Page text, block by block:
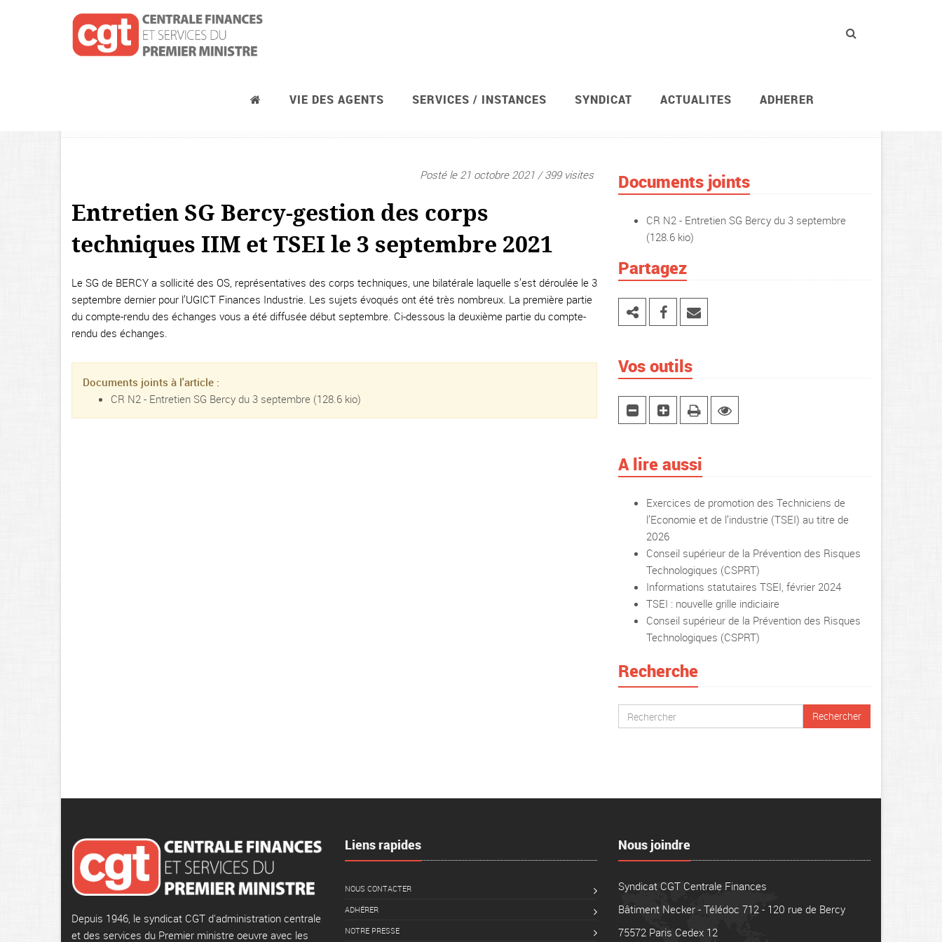
VIE DES AGENTS SERVICES / INSTANCES SYNDICAT ACTUALITES ADHERER
Posté le 21 octobre 2021 / 399 visites
Entretien SG Bercy-gestion des corps
techniques IIM et TSEI le 3 septembre 2021
Le SG de BERCY a sollicité des OS, représentatives des corps techniques, une bilatérale laquelle s’est déroulée le 3
septembre dernier pour l’UGICT Finances Industrie. Les sujets évoqués ont été très nombreux. La première partie
du compte-rendu des échanges vous a été diffusée début septembre. Ci-dessous la deuxième partie du compte-
rendu des échanges.
Documents joints à l'article :
CR N2 - Entretien SG Bercy du 3 septembre (128.6 kio)
Documents joints
CR N2 - Entretien SG Bercy du 3 septembre
(128.6 kio)
Partagez
Vos outils
A lire aussi
Exercices de promotion des Techniciens de
l’Economie et de l’industrie (TSEI) au titre de
2026
Conseil supérieur de la Prévention des Risques
Technologiques (CSPRT)
Informations statutaires TSEI, février 2024
TSEI : nouvelle grille indiciaire
Conseil supérieur de la Prévention des Risques
Technologiques (CSPRT)
Recherche
Depuis 1946, le syndicat CGT d'administration centrale
et des services du Premier ministre oeuvre avec les
Liens rapides
NOUS CONTACTER
ADHÉRER
NOTRE PRESSE
Nous joindre
Syndicat CGT Centrale Finances
Bâtiment Necker - Télédoc 712 - 120 rue de Bercy
75572 Paris Cedex 12